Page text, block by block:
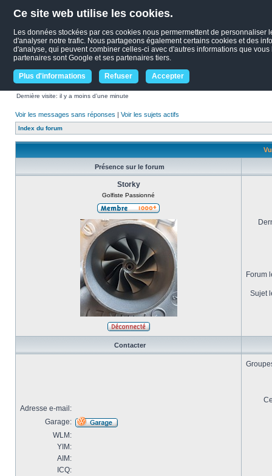
Ce site web utilise les cookies.
Les données stockées par ces cookies nous permermettent de
d'analyser notre trafic. Nous partageons également certains cookies et des
d'analyse, qui peuvent combiner celles-ci avec d'autres informations que
partenaires sont Google et ses partenaires tiers.
Plus d'informations Refuser Accepter
Dernière visite: il y a moins d’une minute
Voir les messages sans réponses | Voir les sujets actifs
Index du forum
Présence sur le forum
Storky
Golfiste Passionné
Forum
Sujet
Contacter
Adresse e-mail:
Garage:
WLM:
YIM:
AIM:
ICQ: